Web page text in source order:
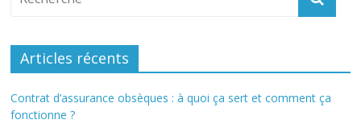
Articles récents
Contrat d’assurance obsèques : à quoi ça sert et comment ça
fonctionne ?